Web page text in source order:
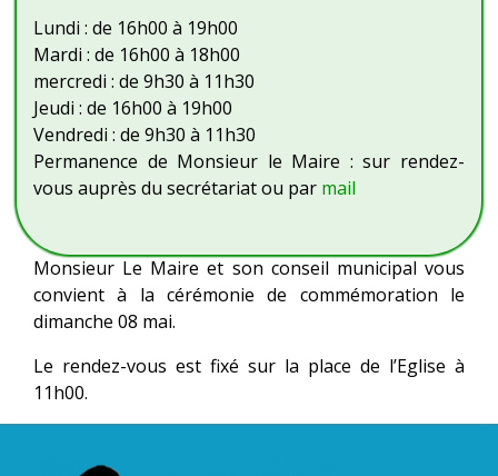
Lundi : de 16h00 à 19h00
Mardi : de 16h00 à 18h00
mercredi : de 9h30 à 11h30
Jeudi : de 16h00 à 19h00
Vendredi : de 9h30 à 11h30
Permanence de Monsieur le Maire : sur rendez-
vous auprès du secrétariat ou par mail
Monsieur Le Maire et son conseil municipal vous
convient à la cérémonie de commémoration le
dimanche 08 mai.
Le rendez-vous est fixé sur la place de l’Eglise à
11h00.